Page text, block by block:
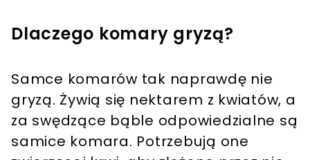
Dlaczego komary gryzą?
Samce komarów tak naprawdę nie
gryzą. Żywią się nektarem z kwiatów, a
za swędzące bąble odpowiedzialne są
samice komara. Potrzebują one